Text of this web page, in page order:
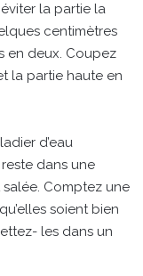
la partie la
centimètres
en deux. Coupez
la partie haute en
d’eau
dans une
Comptez une
soient bien
les dans un